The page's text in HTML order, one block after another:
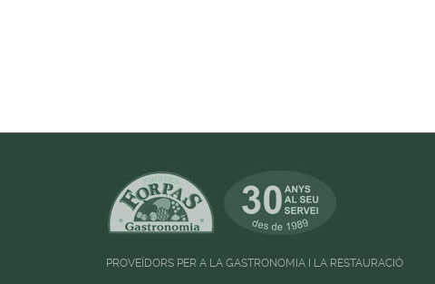
PROVEÏDORS PER A LA GASTRONOMIA I LA RESTAURACIÓ